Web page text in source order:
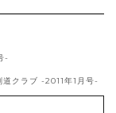
-
道クラブ -2011年1月号-